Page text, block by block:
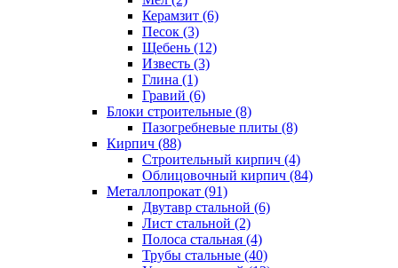
Керамзит (6)
Песок (3)
Щебень (12)
Известь (3)
Глина (1)
Гравий (6)
Блоки строительные (8)
Пазогребневые плиты (8)
Кирпич (88)
Строительный кирпич (4)
Облицовочный кирпич (84)
Металлопрокат (91)
Двутавр стальной (6)
Лист стальной (2)
Полоса стальная (4)
Трубы стальные (40)